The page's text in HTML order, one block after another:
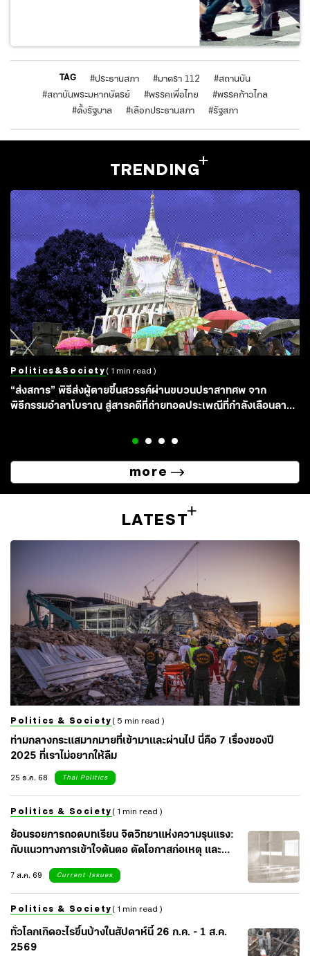
TAG #ประธานสภา #มาตรา 112 #สถานบัน
#สถาบันพระมหากษัตรย์ #พรรคเพื่อไทย #พรรคก้าวไกล
#ตั้งรัฐบาล #เลือกประธานสภา #รัฐสภา
TRENDING
Politics&society ( 1 min read )
“ส่งสการ” พิธีส่งผู้ตายขึ้นสวรรค์ผ่านขบวนปราสาทศพ จาก
พิธีกรรมอำลาโบราณ สู่สารคดีที่ถ่ายทอดประเพณีที่กำลังเลือนลาง
more
LATEST
Politics & Society ( 5 min read )
ท่ามกลางกระแสมากมายที่เข้ามาและผ่านไป นี่คือ 7 เรื่องของปี
2025 ที่เราไม่อยากให้ลืม
25 ธ.ค. 68
Thai Politics
Politics & Society ( 1 min read )
ย้อนรอยการถอดบทเรียน จิตวิทยาแห่งความรุนแรง:
กับแนวทางการเข้าใจต้นตอ ตัดโอกาสก่อเหตุ และ
เยียวยาจิตใจสังคม
7 ส.ค. 69 Current Issues
Politics & Society ( 1 min read )
ทั่วโลกเกิดอะไรขึ้นบ้างในสัปดาห์นี้ 26 ก.ค. - 1 ส.ค.
2569